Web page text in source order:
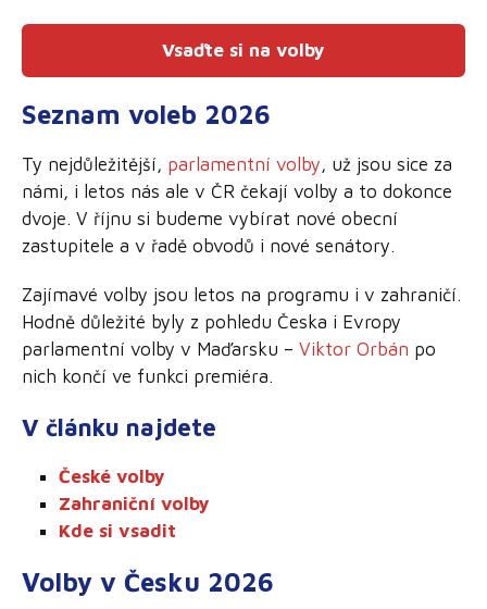
Vsaďte si na volby
Seznam voleb 2026
Ty nejdůležitější, parlamentní volby, už jsou sice za
námi, i letos nás ale v ČR čekají volby a to dokonce
dvoje. V říjnu si budeme vybírat nové obecní
zastupitele a v řadě obvodů i nové senátory.
Zajímavé volby jsou letos na programu i v zahraničí.
Hodně důležité byly z pohledu Česka i Evropy
parlamentní volby v Maďarsku – Viktor Orbán po
nich končí ve funkci premiéra.
V článku najdete
České volby
Zahraniční volby
Kde si vsadit
Volby v Česku 2026